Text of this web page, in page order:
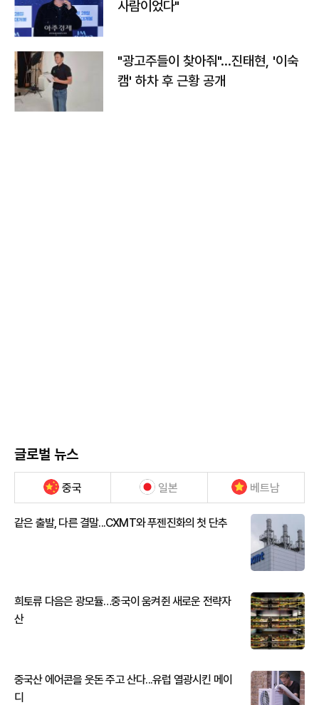
사람이었다"
"광고주들이 찾아줘"…진태현, '이숙
캠' 하차 후 근황 공개
글로벌 뉴스
중국 일본 베트남
같은 출발, 다른 결말...CXMT와 푸젠진화의 첫 단추
희토류 다음은 광모듈…중국이 움켜쥔 새로운 전략자
산
중국산 에어콘을 웃돈 주고 산다...유럽 열광시킨 메이
디